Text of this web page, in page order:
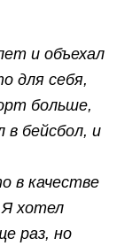
и объехал
для себя,
больше,
в бейсбол, и
в качестве
Я хотел
раз, но